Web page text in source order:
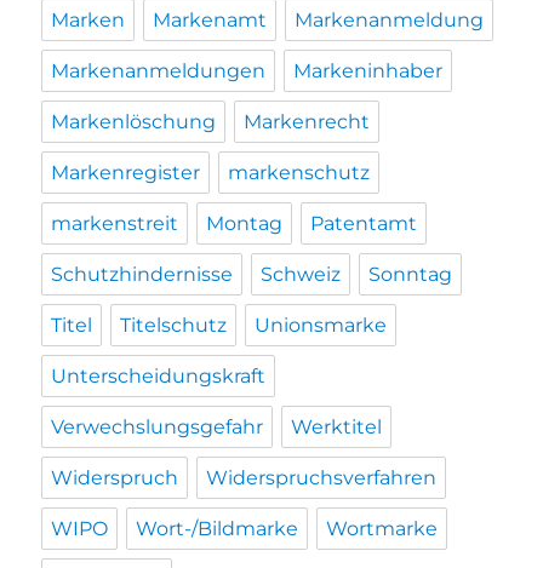
Marken Markenamt Markenanmeldung
Markenanmeldungen Markeninhaber
Markenlöschung Markenrecht
Markenregister markenschutz
markenstreit Montag Patentamt
Schutzhindernisse Schweiz Sonntag
Titel Titelschutz Unionsmarke
Unterscheidungskraft
Verwechslungsgefahr Werktitel
Widerspruch Widerspruchsverfahren
WIPO Wort-/Bildmarke Wortmarke